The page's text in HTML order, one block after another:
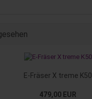
E-Fräser X treme K50
479,00 EUR